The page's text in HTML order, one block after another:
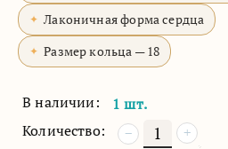
Лаконичная форма сердца
Размер кольца — 18
В наличии:
1 шт.
Количество:
+
−